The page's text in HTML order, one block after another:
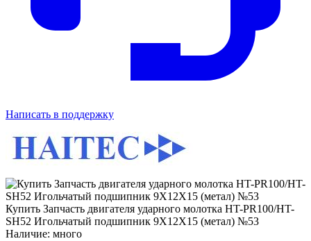
Написать в поддержку
Купить Запчасть двигателя ударного молотка HT-PR100/HT-
SH52 Игольчатый подшипник 9X12X15 (метал) №53
Наличие: много